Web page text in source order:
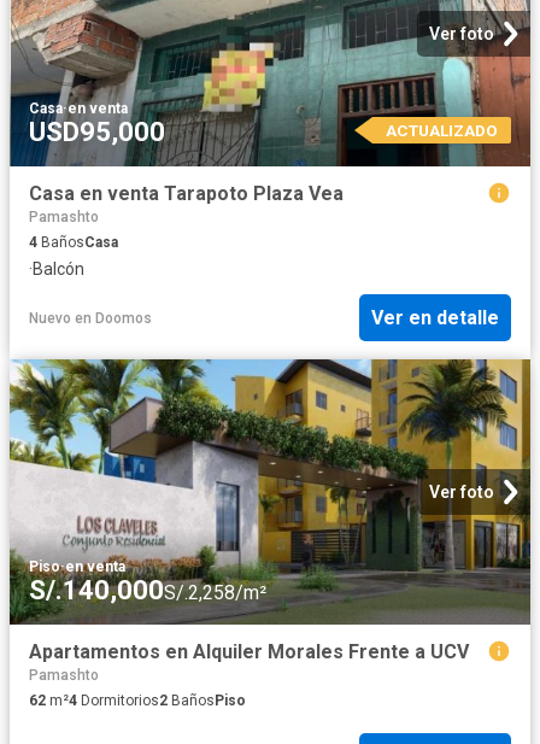
Ver foto
Casa·en venta
USD95,000 ACTUALIZADO
Casa en venta Tarapoto Plaza Vea
Pamashto
4 BañosCasa
·Balcón
Nuevo en Doomos Ver en detalle
Ver foto
Piso·en venta
S/.140,000S/.2,258/m²
Apartamentos en Alquiler Morales Frente a UCV
Pamashto
62 m²4 Dormitorios2 BañosPiso